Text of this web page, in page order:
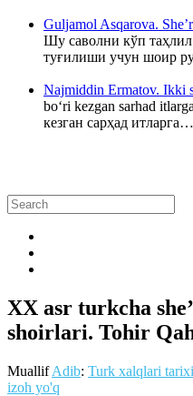
Guljamol Asqarova.
Шу саволни кўп
туғилиши учун шоир
Najmiddin Ermatov. Ikki
bo‘ri kezgan sarhad
кезган сарҳад итларга…
XX asr turkcha
shoirlari. Tohir
MuallifAdib: Turk xalqlari
izoh yo'q